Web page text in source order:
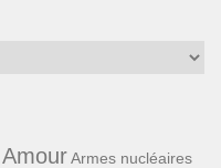
AmourArmes nucléaires